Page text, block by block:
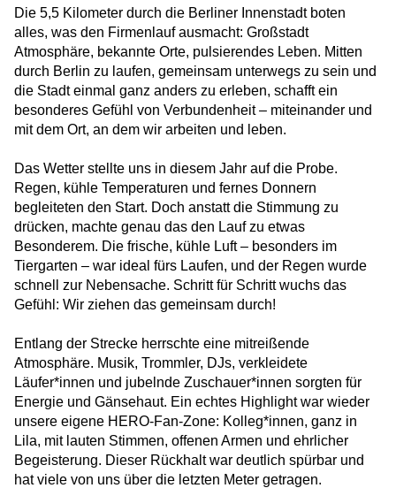
Willkommenskultur sichtbar gemacht
Ankommen und aufblühen: Frühling in der
NUK Bad Bodenteich
Beelitzhof United – Sport, Vielfalt und ein
Zeichen gegen Rassismus
Kulturelle Teilhabe zum Anfassen: Besuch
im Naturkundemuseum
Fastenbrechen in Berlin-Zehlendorf: Ein
Abend in der Unterkunft Am Beelitzhof
Ein Winterfest für alle
Siebenmal hinfallen, achtmal aufstehen
Corporate Volunteering bei HERO
Von der Unterkunft in die Nachbarschaft
Die 5,5 Kilometer durch die Berliner Innenstadt boten
alles, was den Firmenlauf ausmacht: Großstadt
Atmosphäre, bekannte Orte, pulsierendes Leben. Mitten
durch Berlin zu laufen, gemeinsam unterwegs zu sein und
die Stadt einmal ganz anders zu erleben, schafft ein
besonderes Gefühl von Verbundenheit – miteinander und
mit dem Ort, an dem wir arbeiten und leben.
Das Wetter stellte uns in diesem Jahr auf die Probe.
Regen, kühle Temperaturen und fernes Donnern
begleiteten den Start. Doch anstatt die Stimmung zu
drücken, machte genau das den Lauf zu etwas
Besonderem. Die frische, kühle Luft – besonders im
Tiergarten – war ideal fürs Laufen, und der Regen wurde
schnell zur Nebensache. Schritt für Schritt wuchs das
Gefühl: Wir ziehen das gemeinsam durch!
Entlang der Strecke herrschte eine mitreißende
Atmosphäre. Musik, Trommler, DJs, verkleidete
Läufer*innen und jubelnde Zuschauer*innen sorgten für
Energie und Gänsehaut. Ein echtes Highlight war wieder
unsere eigene HERO‑Fan‑Zone: Kolleg*innen, ganz in
Lila, mit lauten Stimmen, offenen Armen und ehrlicher
Begeisterung. Dieser Rückhalt war deutlich spürbar und
hat viele von uns über die letzten Meter getragen.